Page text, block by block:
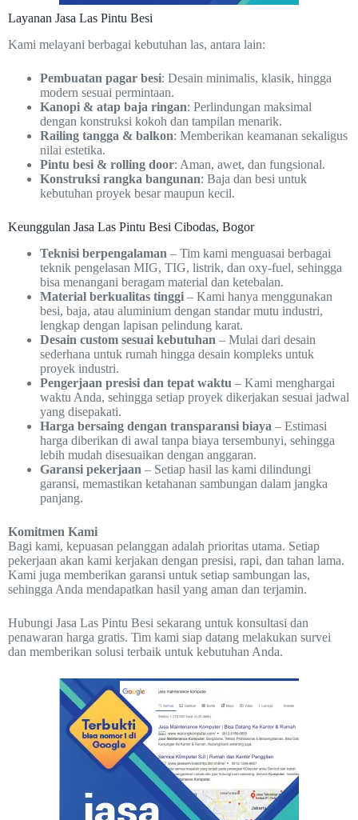
Layanan Jasa Las Pintu Besi
Kami melayani berbagai kebutuhan las, antara lain:
Pembuatan pagar besi: Desain minimalis, klasik, hingga
modern sesuai permintaan.
Kanopi & atap baja ringan: Perlindungan maksimal
dengan konstruksi kokoh dan tampilan menarik.
Railing tangga & balkon: Memberikan keamanan sekaligus
nilai estetika.
Pintu besi & rolling door: Aman, awet, dan fungsional.
Konstruksi rangka bangunan: Baja dan besi untuk
kebutuhan proyek besar maupun kecil.
Keunggulan Jasa Las Pintu Besi Cibodas, Bogor
Teknisi berpengalaman – Tim kami menguasai berbagai
teknik pengelasan MIG, TIG, listrik, dan oxy-fuel, sehingga
bisa menangani beragam material dan ketebalan.
Material berkualitas tinggi – Kami hanya menggunakan
besi, baja, atau aluminium dengan standar mutu industri,
lengkap dengan lapisan pelindung karat.
Desain custom sesuai kebutuhan – Mulai dari desain
sederhana untuk rumah hingga desain kompleks untuk
proyek industri.
Pengerjaan presisi dan tepat waktu – Kami menghargai
waktu Anda, sehingga setiap proyek dikerjakan sesuai jadwal
yang disepakati.
Harga bersaing dengan transparansi biaya – Estimasi
harga diberikan di awal tanpa biaya tersembunyi, sehingga
lebih mudah disesuaikan dengan anggaran.
Garansi pekerjaan – Setiap hasil las kami dilindungi
garansi, memastikan ketahanan sambungan dalam jangka
panjang.
Komitmen Kami
Bagi kami, kepuasan pelanggan adalah prioritas utama. Setiap
pekerjaan akan kami kerjakan dengan presisi, rapi, dan tahan lama.
Kami juga memberikan garansi untuk setiap sambungan las,
sehingga Anda mendapatkan hasil yang aman dan terjamin.
Hubungi Jasa Las Pintu Besi sekarang untuk konsultasi dan
penawaran harga gratis. Tim kami siap datang melakukan survei
dan memberikan solusi terbaik untuk kebutuhan Anda.